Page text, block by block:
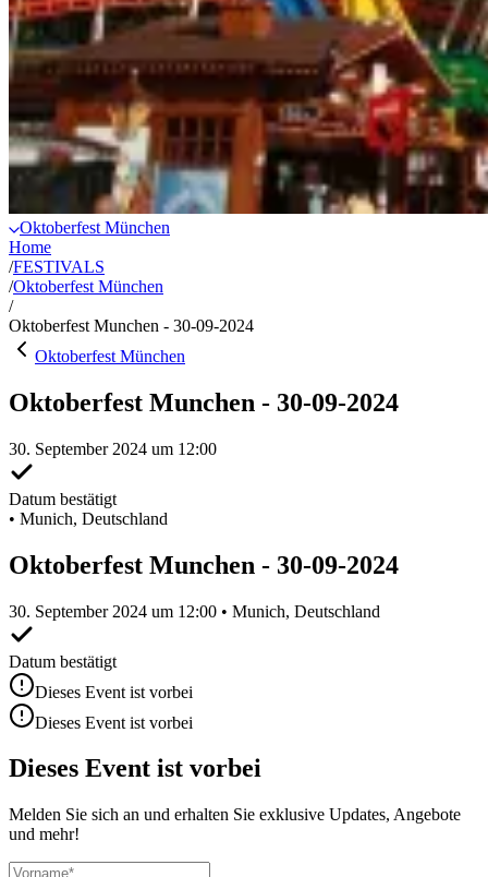
Oktoberfest München
Home
/FESTIVALS
/Oktoberfest München
/
Oktoberfest Munchen - 30-09-2024
Oktoberfest München
Oktoberfest Munchen - 30-09-2024
30. September 2024 um 12:00
Datum bestätigt
• Munich, Deutschland
Oktoberfest Munchen - 30-09-2024
30. September 2024 um 12:00 • Munich, Deutschland
Datum bestätigt
Dieses Event ist vorbei
Dieses Event ist vorbei
Dieses Event ist vorbei
Melden Sie sich an und erhalten Sie exklusive Updates, Angebote
und mehr!